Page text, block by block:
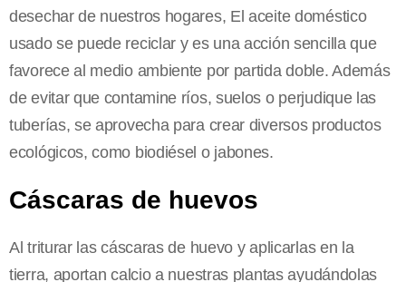
desechar de nuestros hogares, El aceite doméstico
usado se puede reciclar y es una acción sencilla que
favorece al medio ambiente por partida doble. Además
de evitar que contamine ríos, suelos o perjudique las
tuberías, se aprovecha para crear diversos productos
ecológicos, como biodiésel o jabones.
Cáscaras de huevos
Al triturar las cáscaras de huevo y aplicarlas en la
tierra, aportan calcio a nuestras plantas ayudándolas